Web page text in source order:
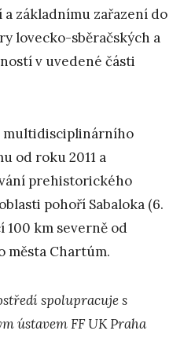
základnímu zařazení do
lovecko-sběračských a
v uvedené části
multidisciplinárního
od roku 2011 a
prehistorického
pohoří Sabaloka (6.
km severně od
města Chartúm.
spolupracuje s
ústavem FF UK Praha